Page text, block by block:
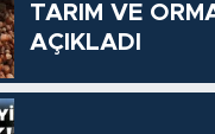
TARIM VE
AÇIKLADI